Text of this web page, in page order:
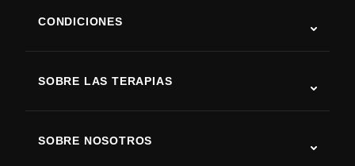
CONDICIONES
Enfermedad de Parkinson
SOBRE LAS TERAPIAS
SOBRE NOSOTROS